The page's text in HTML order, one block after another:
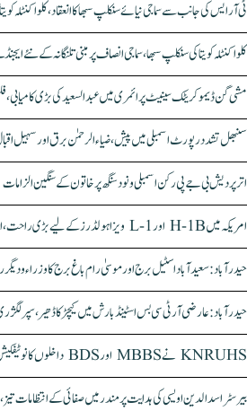
ٹی آر ایس کی جانب سے سماجی نیائے سنکلپ سبھا کا انعقاد، کلواکنٹلہ
کلواکنٹلہ کویتا کی سنکلپ سبھا، سماجی انصاف پر مبنی تلنگانہ کے نئے
مشی گن ڈیموکریٹک سینیٹ پرائمری میں عبدالسعید کی بڑی کامیابی،
سنبھل تشدد رپورٹ اسمبلی میں پیش، ضیاء الرحمٰن برق اور سہیل
اتر پردیش بی جے پی رکن اسمبلی ونود سنگھ پر خاتون کے سنگین الزامات
امریکہ میں H-1B اور L-1 ویزا ہولڈرز کے لیے بڑی راحت، اب ملک چھوڑے بغیر ویزا تجدید ممکن
حیدرآباد: سعیدآباد اسٹیل برج اور موسیٰ رام باغ برج کا وزراء و
حیدرآباد: عارضی آر ٹی سی بس اسٹینڈ بارش میں کیچڑ کا ڈھیر، سپر
KNRUHS نے MBBS اور BDS داخلوں کا نوٹیفکیشن جاری کر دیا
بیرسٹر اسدالدین اویسی کی ہدایت پر مندر میں صفائی کے انتظامات